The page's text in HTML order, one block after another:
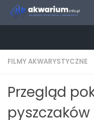
Skip to content
FILMY AKWARYSTYCZNE
Przegląd
pyszczaków